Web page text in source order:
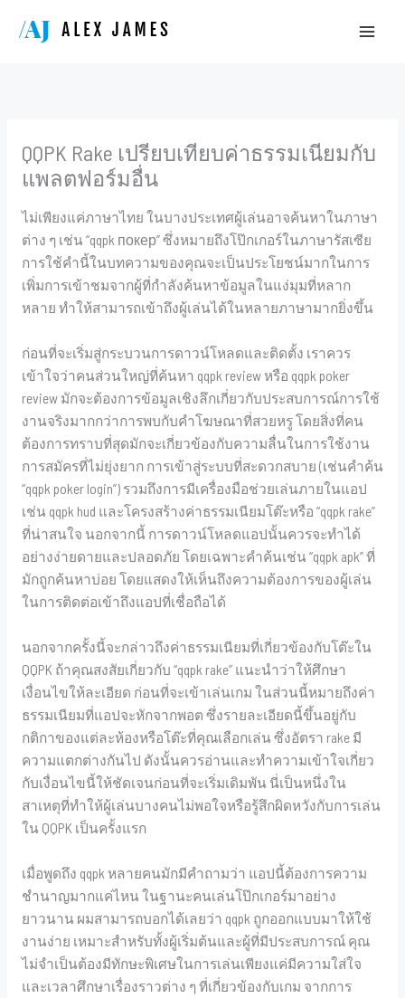
QQPK Rake เปรียบเทียบค่าธรรมเนียมกับ
แพลตฟอร์มอื่น
ไม่เพียงแค่ภาษาไทย ในบางประเทศผู้เล่นอาจค้นหาในภาษา
ต่าง ๆ เช่น “qqpk покер” ซึ่งหมายถึงโป๊กเกอร์ในภาษารัสเซีย
การใช้คำนี้ในบทความของคุณจะเป็นประโยชน์มากในการ
เพิ่มการเข้าชมจากผู้ที่กำลังค้นหาข้อมูลในแง่มุมที่หลาก
หลาย ทำให้สามารถเข้าถึงผู้เล่นได้ในหลายภาษามากยิ่งขึ้น
ก่อนที่จะเริ่มสู่กระบวนการดาวน์โหลดและติดตั้ง เราควร
เข้าใจว่าคนส่วนใหญ่ที่ค้นหา qqpk review หรือ qqpk poker
review มักจะต้องการข้อมูลเชิงลึกเกี่ยวกับประสบการณ์การใช้
งานจริงมากกว่าการพบกับคำโฆษณาที่สวยหรู โดยสิ่งที่คน
ต้องการทราบที่สุดมักจะเกี่ยวข้องกับความลื่นในการใช้งาน
การสมัครที่ไม่ยุ่งยาก การเข้าสู่ระบบที่สะดวกสบาย (เช่นคำค้น
“qqpk poker login”) รวมถึงการมีเครื่องมือช่วยเล่นภายในแอป
เช่น qqpk hud และโครงสร้างค่าธรรมเนียมโต๊ะหรือ “qqpk rake”
ที่น่าสนใจ นอกจากนี้ การดาวน์โหลดแอปนั้นควรจะทำได้
อย่างง่ายดายและปลอดภัย โดยเฉพาะคำค้นเช่น “qqpk apk” ที่
มักถูกค้นหาบ่อย โดยแสดงให้เห็นถึงความต้องการของผู้เล่น
ในการติดต่อเข้าถึงแอปที่เชื่อถือได้
นอกจากครั้งนี้จะกล่าวถึงค่าธรรมเนียมที่เกี่ยวข้องกับโต๊ะใน
QQPK ถ้าคุณสงสัยเกี่ยวกับ “qqpk rake” แนะนำว่าให้ศึกษา
เงื่อนไขให้ละเอียด ก่อนที่จะเข้าเล่นเกม ในส่วนนี้หมายถึงค่า
ธรรมเนียมที่แอปจะหักจากพอต ซึ่งรายละเอียดนี้ขึ้นอยู่กับ
กติกาของแต่ละห้องหรือโต๊ะที่คุณเลือกเล่น ซึ่งอัตรา rake มี
ความแตกต่างกันไป ดังนั้นควรอ่านและทำความเข้าใจเกี่ยว
กับเงื่อนไขนี้ให้ชัดเจนก่อนที่จะเริ่มเดิมพัน นี่เป็นหนึ่งใน
สาเหตุที่ทำให้ผู้เล่นบางคนไม่พอใจหรือรู้สึกผิดหวังกับการเล่น
ใน QQPK เป็นครั้งแรก
เมื่อพูดถึง qqpk หลายคนมักมีคำถามว่า แอปนี้ต้องการความ
ชำนาญมากแค่ไหน ในฐานะคนเล่นโป๊กเกอร์มาอย่าง
ยาวนาน ผมสามารถบอกได้เลยว่า qqpk ถูกออกแบบมาให้ใช้
งานง่าย เหมาะสำหรับทั้งผู้เริ่มต้นและผู้ที่มีประสบการณ์ คุณ
ไม่จำเป็นต้องมีทักษะพิเศษในการเล่นเพียงแค่มีความใส่ใจ
และเวลาศึกษาเรื่องราวต่าง ๆ ที่เกี่ยวข้องกับเกม จากการ